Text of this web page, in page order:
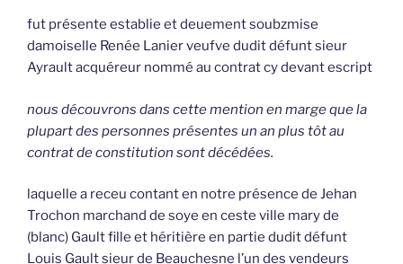
fut présente establie et deuement soubzmise
damoiselle Renée Lanier veufve dudit défunt sieur
Ayrault acquéreur nommé au contrat cy devant escript
nous découvrons dans cette mention en marge que la
plupart des personnes présentes un an plus tôt au
contrat de constitution sont décédées.
laquelle a receu contant en notre présence de Jehan
Trochon marchand de soye en ceste ville mary de
(blanc) Gault fille et héritière en partie dudit défunt
Louis Gault sieur de Beauchesne l’un des vendeurs